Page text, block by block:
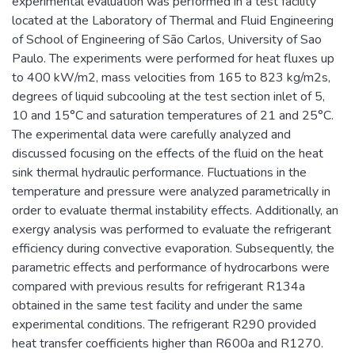
located at the Laboratory of Thermal and Fluid Engineering
of School of Engineering of São Carlos, University of Sao
Paulo. The experiments were performed for heat fluxes up
to 400 kW/m2, mass velocities from 165 to 823 kg/m2s,
degrees of liquid subcooling at the test section inlet of 5,
10 and 15°C and saturation temperatures of 21 and 25°C.
The experimental data were carefully analyzed and
discussed focusing on the effects of the fluid on the heat
sink thermal hydraulic performance. Fluctuations in the
temperature and pressure were analyzed parametrically in
order to evaluate thermal instability effects. Additionally, an
exergy analysis was performed to evaluate the refrigerant
efficiency during convective evaporation. Subsequently, the
parametric effects and performance of hydrocarbons were
compared with previous results for refrigerant R134a
obtained in the same test facility and under the same
experimental conditions. The refrigerant R290 provided
heat transfer coefficients higher than R600a and R1270.